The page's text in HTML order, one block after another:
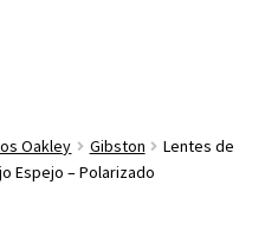
Oakley Gibston
Lentes de
Espejo – Polarizado